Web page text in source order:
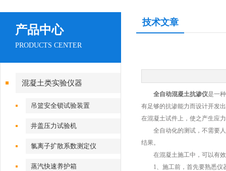
技术文章
全自动混凝土抗渗仪是一
有足够的抗渗能力而设计开发
在混凝土试件上，使之产生应
全自动化的测试，不需要人
结果。
在混凝土施工中，可以有效
1、施工前，首先要熟悉仪
产品中心
PRODUCTS CENTER
混凝土类实验仪器
吊篮安全锁试验装置
井盖压力试验机
氯离子扩散系数测定仪
蒸汽快速养护箱